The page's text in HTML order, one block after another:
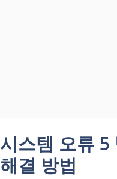
시스템 오류
해결 방법